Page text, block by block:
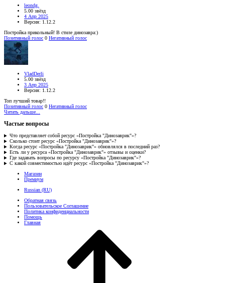
leondg.
5.00 звёзд
4 Апр 2025
Версия: 1.12.2
Постройка прикольный! В стиле динозавра:)
Позитивный голос 0 Негативный голос
VladDerli
5.00 звёзд
3 Апр 2025
Версия: 1.12.2
Топ лучший товар!!
Позитивный голос 0 Негативный голос
Читать дальше...
Частые вопросы
Что представляет собой ресурс «Постройка "Динозаврик"»?
Сколько стоит ресурс «Постройка "Динозаврик"»?
Когда ресурс «Постройка "Динозаврик"» обновлялся в последний раз?
Есть ли у ресурса «Постройка "Динозаврик"» отзывы и оценки?
Где задавать вопросы по ресурсу «Постройка "Динозаврик"»?
С какой совместимостью идёт ресурс «Постройка "Динозаврик"»?
Магазин
Премиум
Russian (RU)
Обратная связь
Пользовательское Соглашение
Политика конфиденциальности
Помощь
Главная